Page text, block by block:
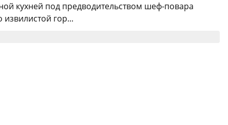
кухней под предводительством шеф-повара
гор...